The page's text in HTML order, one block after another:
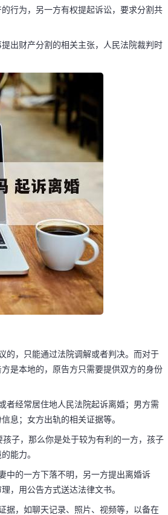
行为，另一方有权提起诉讼，要求分割共
出财产分割的相关主张，人民法院裁判时
的，只能通过法院调解或者判决。而对于
是本地的，原告方只需要提供双方的身份
者经常居住地人民法院起诉离婚；男方需
息；女方出轨的相关证据等。
子，那么你是处于较为有利的一方，孩子
能力。
中的一方下落不明，另一方提出离婚诉
，用公告方式送达法律文书。
据，如聊天记录、照片、视频等，以备在